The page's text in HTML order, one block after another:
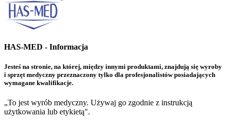
HAS-MED - Informacja
Jesteś na stronie, na której, między innymi produktami, znajdują się wyroby
i sprzęt medyczny przeznaczony tylko dla profesjonalistów posiadających
wymagane kwalifikacje.
„To jest wyrób medyczny. Używaj go zgodnie z instrukcją
użytkowania lub etykietą".